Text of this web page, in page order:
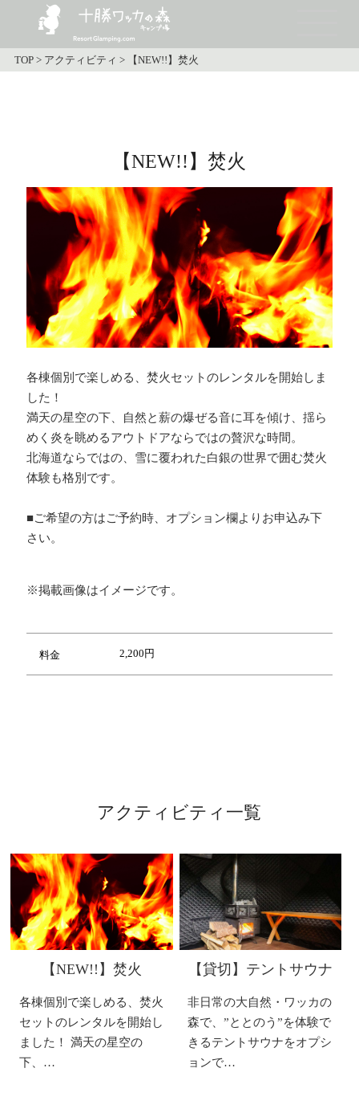
TOP > アクティビティ > 【NEW!!】焚火
【NEW!!】焚火
各棟個別で楽しめる、焚火セットのレンタルを開始しま
した！
満天の星空の下、自然と薪の爆ぜる音に耳を傾け、揺ら
めく炎を眺めるアウトドアならではの贅沢な時間。
北海道ならではの、雪に覆われた白銀の世界で囲む焚火
体験も格別です。
■ご希望の方はご予約時、オプション欄よりお申込み下
さい。
※掲載画像はイメージです。
料金 2,200円
アクティビティ一覧
【NEW!!】焚火
各棟個別で楽しめる、焚火
セットのレンタルを開始し
ました！ 満天の星空の
下、…
【貸切】テントサウナ​
非日常の大自然・ワッカの
森で、”ととのう”を体験で
きるテントサウナをオプシ
ョンで…